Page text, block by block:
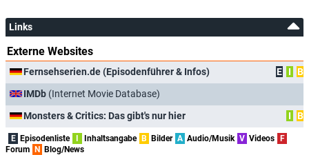
Links
Externe Websites
Fernsehserien.de (Episodenführer & Infos) E I
B
IMDb (Internet Movie Database)
Monsters & Critics: Das gibt's nur hier
I B
E Episodenliste I Inhaltsangabe B Bilder A Audio/Musik V Videos F
Forum N Blog/News